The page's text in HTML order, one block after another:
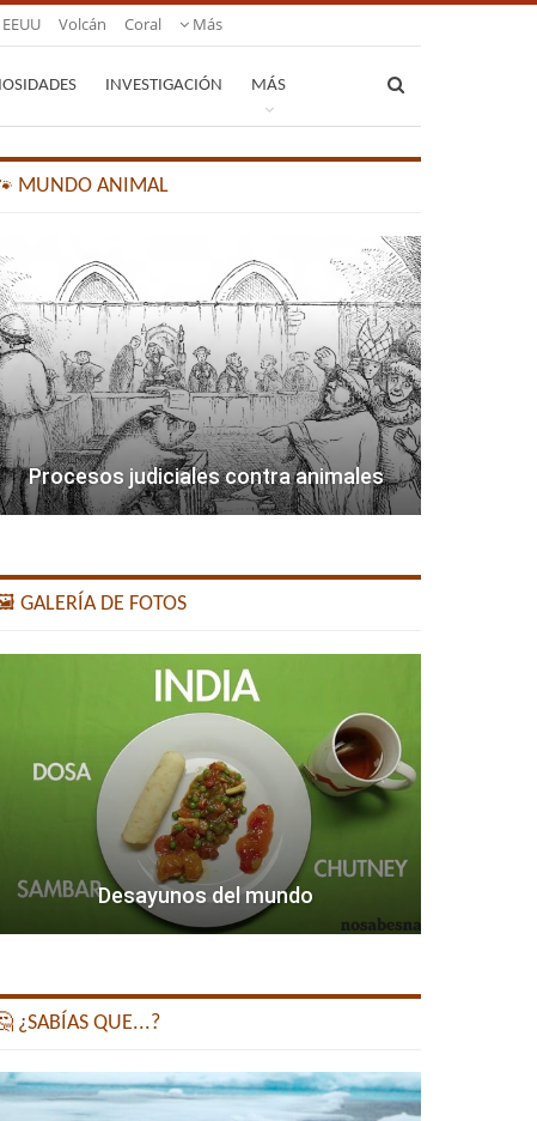
EEUU Volcán Coral Más
INVESTIGACIÓN MÁS
MUNDO ANIMAL
Procesos judiciales contra animales
GALERÍA DE FOTOS
Desayunos del mundo
¿SABÍAS QUE...?